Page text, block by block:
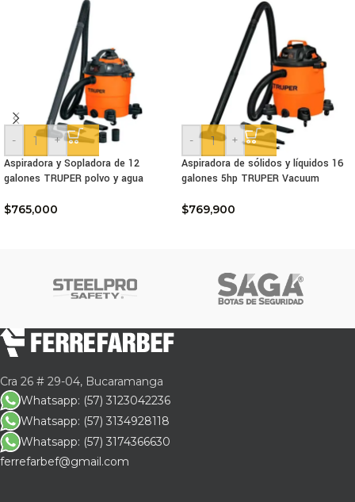
-
+
Aspiradora y Sopladora de 12
galones TRUPER polvo y agua
$765,000
-
+
Aspiradora de sólidos y líquidos 16
galones 5hp TRUPER Vacuum
$769,900
Cra 26 # 29-04, Bucaramanga
Whatsapp: (57) 3123042236
Whatsapp: (57) 3134928118
Whatsapp: (57) 3174366630
ferrefarbef@gmail.com